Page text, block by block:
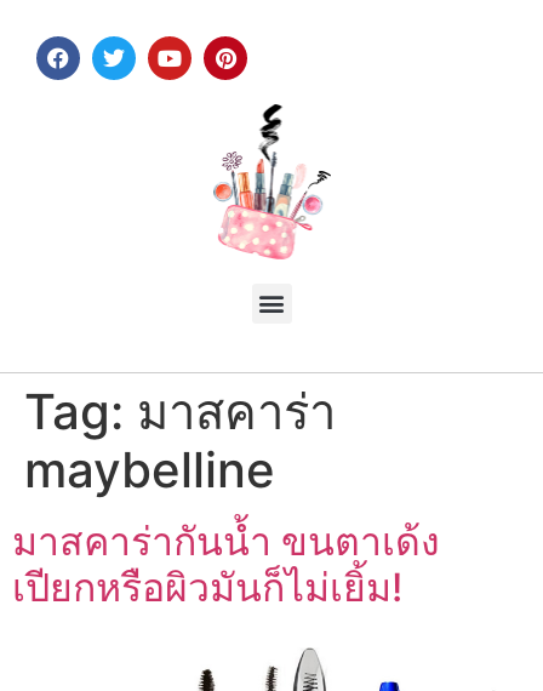
Tag: มาสคาร่า
maybelline
มาสคาร่ากันน้ำ ขนตาเด้ง
เปียกหรือผิวมันก็ไม่เยิ้ม!